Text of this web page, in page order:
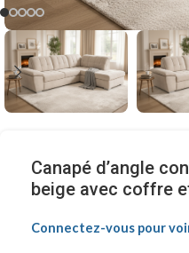
Canapé d’angle
beige avec coffre
Connectez-vous pour